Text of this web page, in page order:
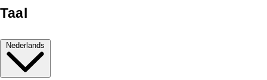
Taal
Nederlands